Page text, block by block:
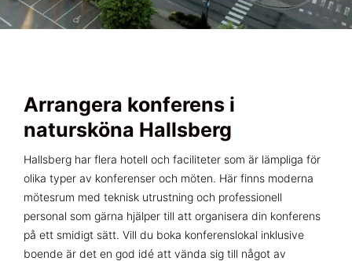
Arrangera konferens i
natursköna Hallsberg
Hallsberg har flera hotell och faciliteter som är lämpliga för
olika typer av konferenser och möten. Här finns moderna
mötesrum med teknisk utrustning och professionell
personal som gärna hjälper till att organisera din konferens
på ett smidigt sätt. Vill du boka konferenslokal inklusive
boende är det en god idé att vända sig till något av